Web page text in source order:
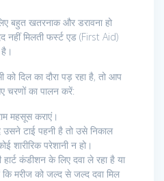
बहुत खतरनाक और डरावना हो
मिलती फर्स्ट एड (First Aid)
दिल का दौरा पड़ रहा है, तो आप
चरणों का पालन करें:
महसूस कराएं।
टाई पहनी है तो उसे निकाल
शारीरिक परेशानी न हो।
कंडीशन के लिए दवा ले रहा है या
कि मरीज को जल्द से जल्द दवा मिल